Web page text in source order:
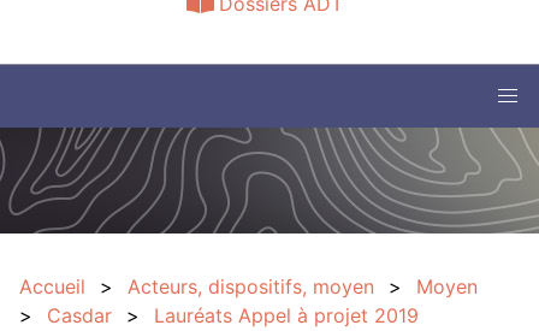
Accueil Acteurs, dispositifs, moyen
Moyen
Casdar
Lauréats Appel à projet 2019